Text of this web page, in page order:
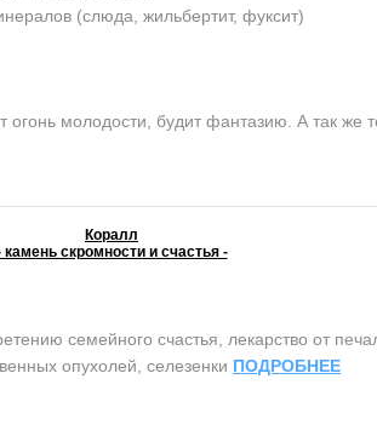
(слюда, жильбертит, фуксит)
молодости, будит фантазию. А так же
Коралл
камень скромности и счастья -
семейного счастья, лекарство от
опухолей, селезенки ПОДРОБНЕЕ